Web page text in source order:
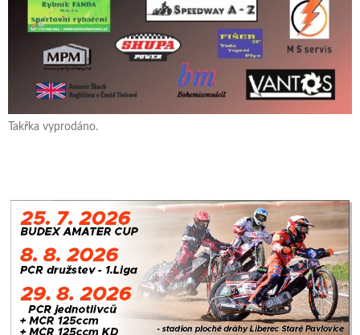
Takřka vyprodáno.